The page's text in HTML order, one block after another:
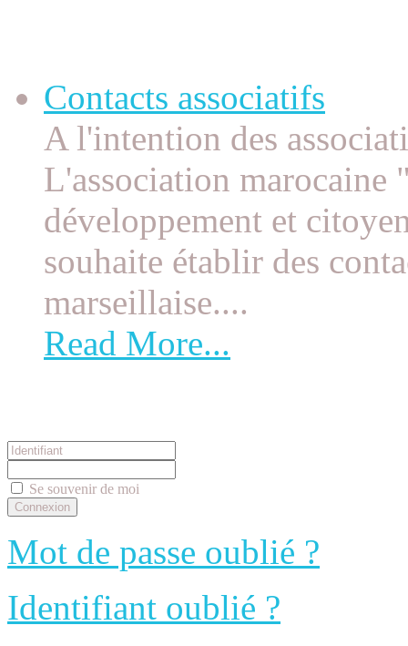
Contacts associatifs
A l'intention des
L'association marocaine
développement et
souhaite établir des
marseillaise....
Read More...
Se souvenir de moi
Mot de passe oublié ?
Identifiant oublié ?